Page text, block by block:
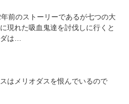
前のストーリーであるが七つの大
現れた吸血鬼達を討伐しに行くと
は…
はメリオダスを恨んでいるので